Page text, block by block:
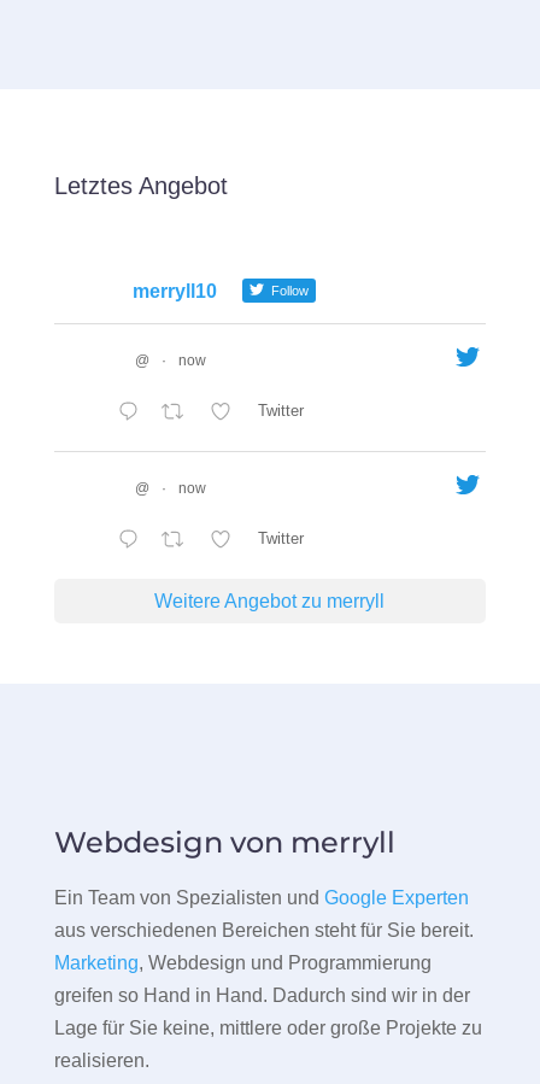
Letztes Angebot
merryll10 Follow
@ · now
Twitter
@ · now
Twitter
Weitere Angebot zu merryll
Webdesign von merryll
Ein Team von Spezialisten und Google Experten
aus verschiedenen Bereichen steht für Sie bereit.
Marketing, Webdesign und Programmierung
greifen so Hand in Hand. Dadurch sind wir in der
Lage für Sie keine, mittlere oder große Projekte zu
realisieren.